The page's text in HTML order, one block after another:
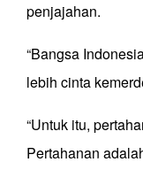
penjajahan.
“Bangsa
lebih cinta
“Untuk itu,
Pertahanan